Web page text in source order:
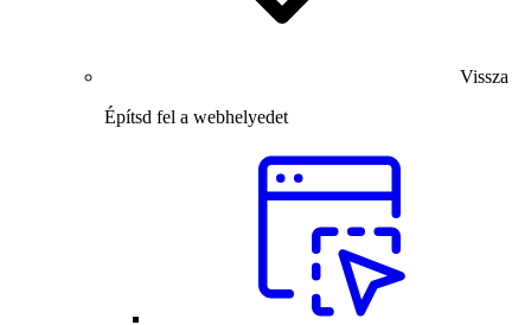
Vissza
Építsd fel a webhelyedet